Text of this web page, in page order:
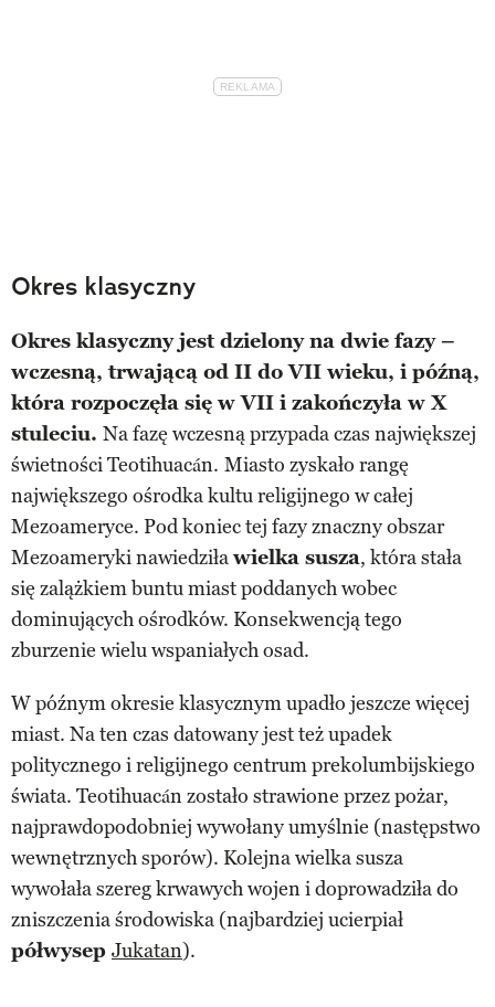
Okres klasyczny
Okres klasyczny jest dzielony na dwie fazy –
wczesną, trwającą od II do VII wieku, i późną,
która rozpoczęła się w VII i zakończyła w X
stuleciu. Na fazę wczesną przypada czas największej
świetności Teotihuacán. Miasto zyskało rangę
największego ośrodka kultu religijnego w całej
Mezoameryce. Pod koniec tej fazy znaczny obszar
Mezoameryki nawiedziławielka susza, która stała
się zalążkiem buntu miast poddanych wobec
dominujących ośrodków. Konsekwencją tego
zburzenie wielu wspaniałych osad.
W późnym okresie klasycznym upadło jeszcze więcej
miast. Na ten czas datowany jest też upadek
politycznego i religijnego centrum prekolumbijskiego
świata. Teotihuacán zostało strawione przez pożar,
najprawdopodobniej wywołany umyślnie (następstwo
wewnętrznych sporów). Kolejna wielka susza
wywołała szereg krwawych wojen i doprowadziła do
zniszczenia środowiska (najbardziej ucierpiał
półwysep Jukatan).